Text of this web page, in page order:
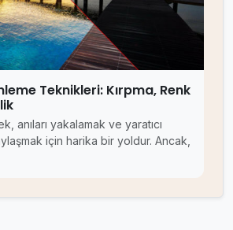
Teknikleri: Kırpma, Renk
anıları yakalamak ve yaratıcı
için harika bir yoldur. Ancak,